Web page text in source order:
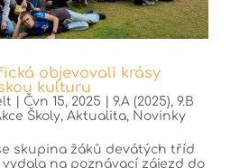
objevovali krásy
kulturu
Čvn 15, 2025 9.A (2025), 9.B
Školy, Aktualita, Novinky
skupina žáků devátých tříd
vydala na poznávací zájezd do